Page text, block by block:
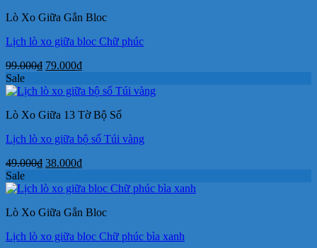
68.000₫.
Lò Xo Giữa Gắn Bloc
Lịch lò xo giữa bloc Chữ phúc
99.000₫ Giá
là:
79.000₫Giá
tại
79.000₫.
Sale
Lò Xo Giữa 13 Tờ Bộ Số
Lịch lò xo giữa bộ số Túi vàng
49.000₫ Giá
là:
38.000₫Giá
tại
38.000₫.
Sale
Lò Xo Giữa Gắn Bloc
Lịch lò xo giữa bloc Chữ phúc bìa xanh